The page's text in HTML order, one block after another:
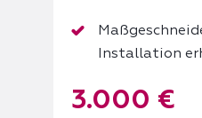
Installation
3.000 €